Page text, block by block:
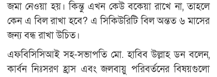
জমা নেওয়া হয়। কিন্তু এখন কেউ বকেয়া রাখে না, তাহলে
কেন এ বিল রাখা হবে? এ সিকিউরিটি বিল অন্তত ৬ মাসের
জন্য বন্ধ রাখা উচিত।
এফবিসিসিআই সহ-সভাপতি মো. হাবিব উল্লাহ ডন বলেন,
কার্বন নিঃসরণ হ্রাস এবং জলবায়ু পরিবর্তনের বিষয়গুলো